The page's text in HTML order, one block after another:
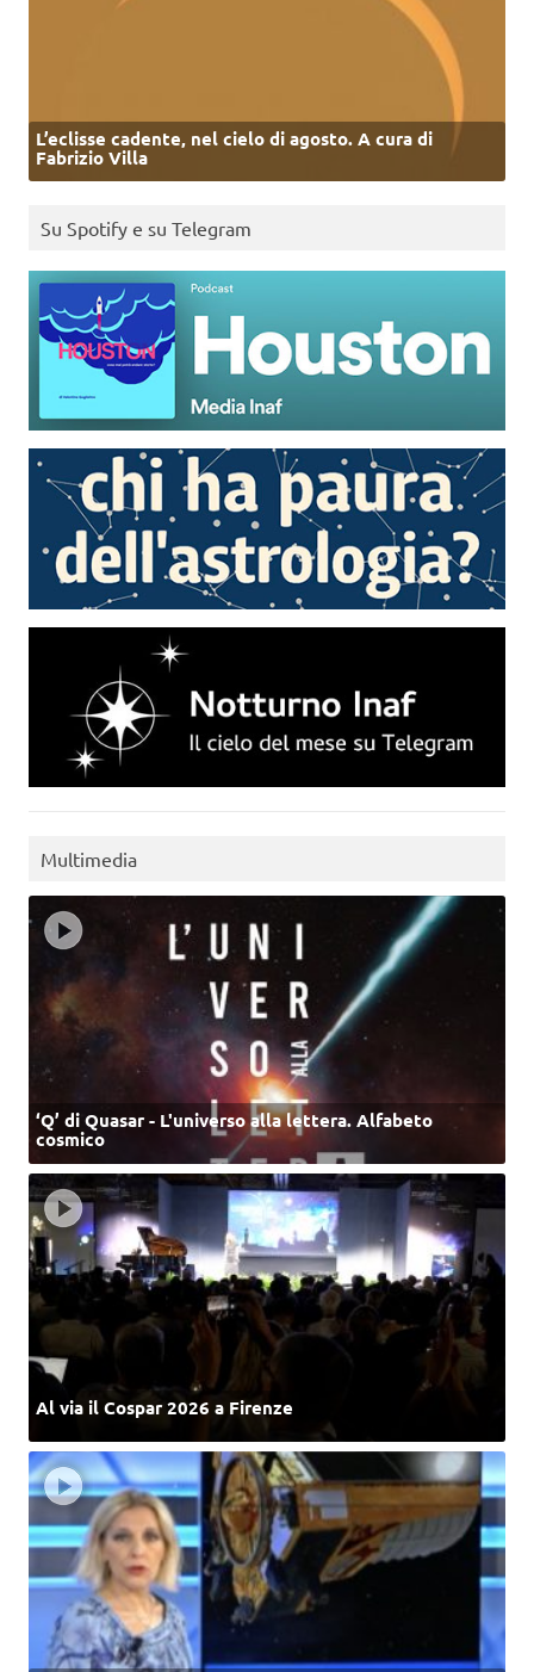
L’eclisse cadente, nel cielo di agosto. A cura di
Fabrizio Villa
Su Spotify e su Telegram
Multimedia
‘Q’ di Quasar - L'universo alla lettera. Alfabeto
cosmico
Al via il Cospar 2026 a Firenze